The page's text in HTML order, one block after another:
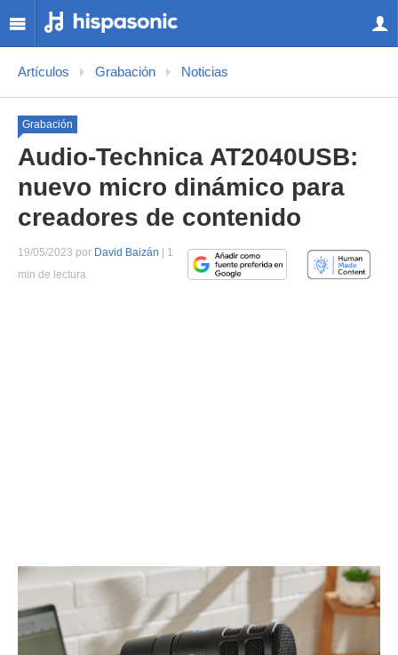
Artículos Grabación Noticias
Grabación
Audio-Technica AT2040USB:
nuevo micro dinámico para
creadores de contenido
19/05/2023 por David Baizán | 1
min de lectura